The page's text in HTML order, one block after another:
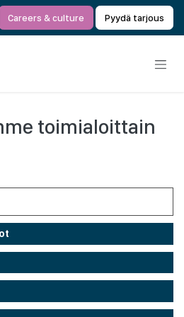
Careers & culture Pyydä tarjous
toimialoittain